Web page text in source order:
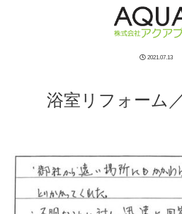
浴室リフォーム
2021.07.13